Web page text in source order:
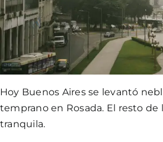
for:
Hoy Buenos Aires se levantó
temprano en Rosada. El resto de
tranquila.